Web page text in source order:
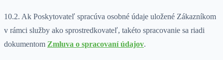
10.2. Ak Poskytovateľ spracúva osobné údaje uložené Zákazníkom
v rámci služby ako sprostredkovateľ, takéto spracovanie sa riadi
dokumentom Zmluva o spracovaní údajov.